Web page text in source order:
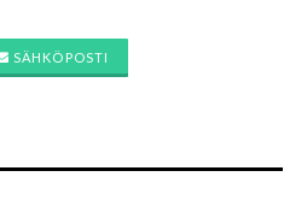
SÄHKÖPOSTI